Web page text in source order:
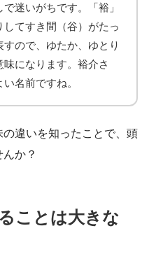
迷いがちです。「裕」
してすき間（谷）がたっ
ので、ゆたか、ゆとり
になります。裕介さ
名前ですね。
違いを知ったことで、頭
か？
ことは大きな